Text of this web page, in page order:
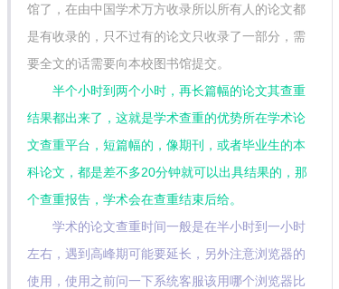
馆了，在由中国学术万方收录所以所有人的论文都
是有收录的，只不过有的论文只收录了一部分，需
要全文的话需要向本校图书馆提交。
半个小时到两个小时，再长篇幅的论文其查重
结果都出来了，这就是学术查重的优势所在学术论
文查重平台，短篇幅的，像期刊，或者毕业生的本
科论文，都是差不多20分钟就可以出具结果的，那
个查重报告，学术会在查重结束后给。
学术的论文查重时间一般是在半小时到一小时
左右，遇到高峰期可能要延长，另外注意浏览器的
使用，使用之前问一下系统客服该用哪个浏览器比